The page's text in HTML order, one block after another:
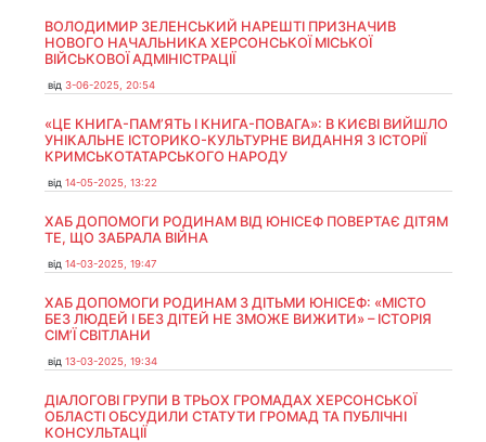
ВОЛОДИМИР ЗЕЛЕНСЬКИЙ НАРЕШТІ ПРИЗНАЧИВ
НОВОГО НАЧАЛЬНИКА ХЕРСОНСЬКОЇ МІСЬКОЇ
ВІЙСЬКОВОЇ АДМІНІСТРАЦІЇ
від 3-06-2025, 20:54
«ЦЕ КНИГА-ПАМ’ЯТЬ І КНИГА-ПОВАГА»: В КИЄВІ ВИЙШЛО
УНІКАЛЬНЕ ІСТОРИКО-КУЛЬТУРНЕ ВИДАННЯ З ІСТОРІЇ
КРИМСЬКОТАТАРСЬКОГО НАРОДУ
від 14-05-2025, 13:22
ХАБ ДОПОМОГИ РОДИНАМ ВІД ЮНІСЕФ ПОВЕРТАЄ ДІТЯМ
ТЕ, ЩО ЗАБРАЛА ВІЙНА
від 14-03-2025, 19:47
ХАБ ДОПОМОГИ РОДИНАМ З ДІТЬМИ ЮНІСЕФ: «МІСТО
БЕЗ ЛЮДЕЙ І БЕЗ ДІТЕЙ НЕ ЗМОЖЕ ВИЖИТИ» – ІСТОРІЯ
СІМʼЇ СВІТЛАНИ
від 13-03-2025, 19:34
ДІАЛОГОВІ ГРУПИ В ТРЬОХ ГРОМАДАХ ХЕРСОНСЬКОЇ
ОБЛАСТІ ОБСУДИЛИ СТАТУТИ ГРОМАД ТА ПУБЛІЧНІ
КОНСУЛЬТАЦІЇ